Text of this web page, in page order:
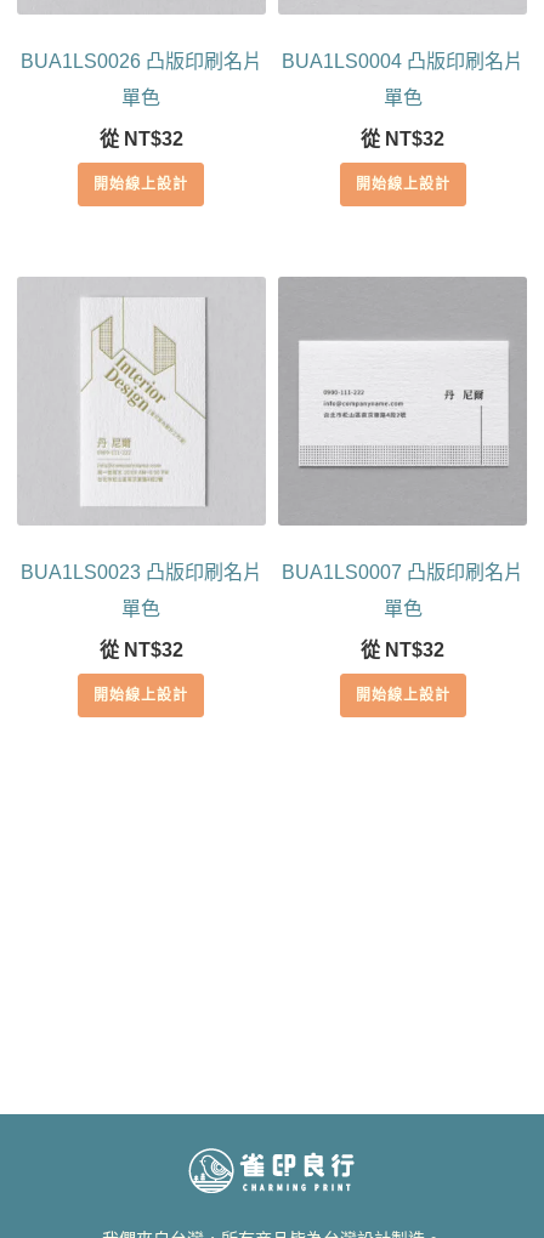
BUA1LS0026 凸版印刷名片
單色
從 NT$32
開始線上設計
BUA1LS0004 凸版印刷名片
單色
從 NT$32
開始線上設計
BUA1LS0023 凸版印刷名片
單色
從 NT$32
開始線上設計
BUA1LS0007 凸版印刷名片
單色
從 NT$32
開始線上設計